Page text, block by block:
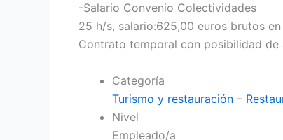
-Salario Convenio Colectividades
25 h/s, salario:625,00 euros brutos
Contrato temporal con posibilidad de
Categoría
Turismo y restauración –
Nivel
Empleado/a